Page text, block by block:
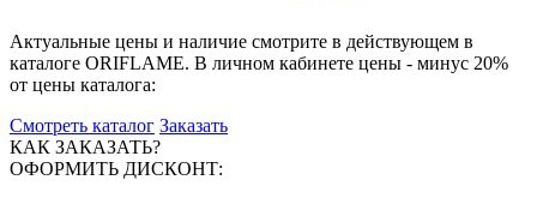
Актуальные цены и наличие смотрите в действующем в
каталоге ORIFLAME. В личном кабинете цены - минус 20%
от цены каталога:
Смотреть каталог Заказать
КАК ЗАКАЗАТЬ?
ОФОРМИТЬ ДИСКОНТ: